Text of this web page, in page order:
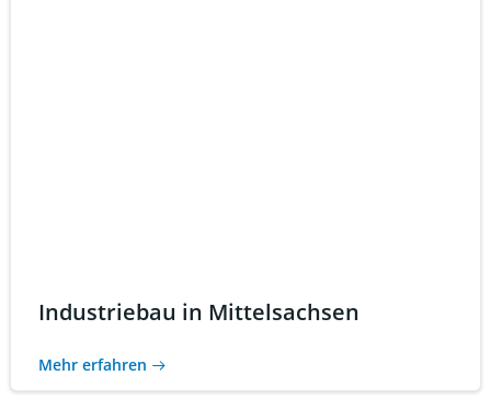
Industriebau in Mittelsachsen
Mehr erfahren